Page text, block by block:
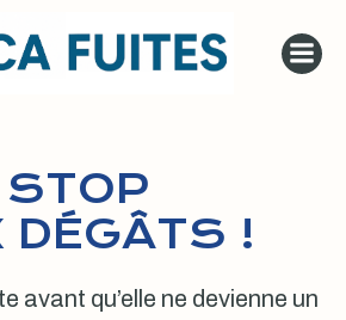
au
contenu
STOP
DÉGÂTS !
avant qu’elle ne devienne un